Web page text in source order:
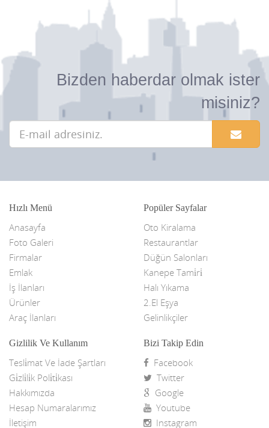
Bizden haberdar olmak ister
misiniz?
Hızlı Menü
Anasayfa
Foto Galeri
Firmalar
Emlak
İş İlanları
Ürünler
Araç İlanları
Popüler Sayfalar
Oto Kiralama
Restaurantlar
Düğün Salonları
Kanepe Tami̇ri̇
Halı Yıkama
2.El Eşya
Gelinlikçiler
Gizlilik Ve Kullanım
Tesli̇mat Ve İade Şartları
Gi̇zli̇li̇k Poli̇ti̇kası
Hakkımızda
Hesap Numaralarımız
İletişim
Bizi Takip Edin
Facebook
Twitter
Google
Youtube
Instagram